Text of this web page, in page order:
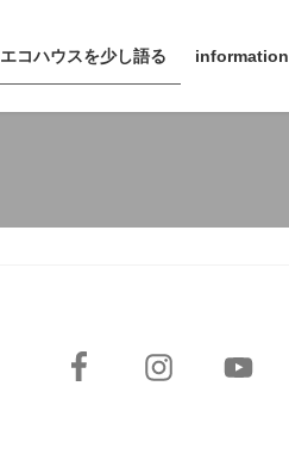
エコハウスを少し語る information